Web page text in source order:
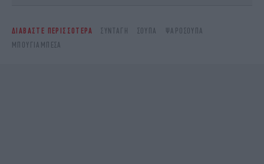
ΔΙΑΒΑΣΤΕ ΠΕΡΙΣΣΟΤΕΡΑ ΣΥΝΤΑΓΉ ΣΟΎΠΑ
ΨΑΡΌΣΟΥΠΑ
ΜΠΟΥΓΙΑΜΠΈΣΑ